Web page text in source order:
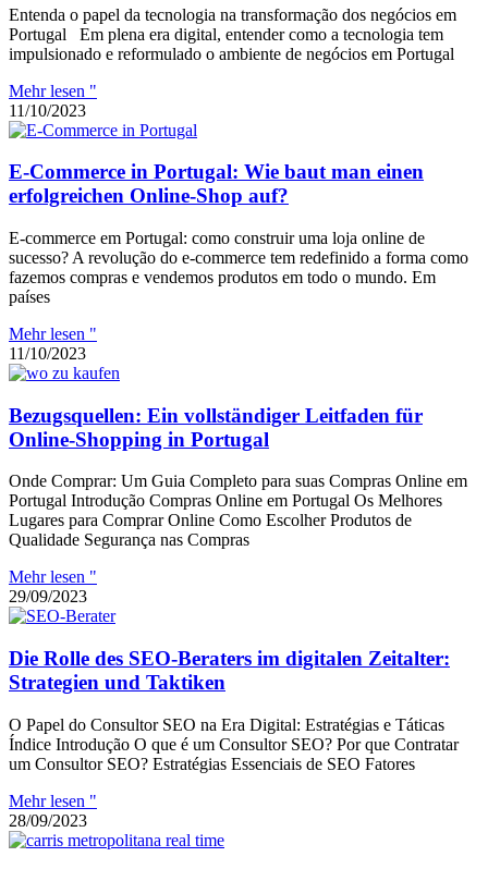
Entenda o papel da tecnologia na transformação dos negócios em
Portugal Em plena era digital, entender como a tecnologia tem
impulsionado e reformulado o ambiente de negócios em Portugal
Mehr lesen "
11/10/2023
E-Commerce in Portugal: Wie baut man einen
erfolgreichen Online-Shop auf?
E-commerce em Portugal: como construir uma loja online de
sucesso? A revolução do e-commerce tem redefinido a forma como
fazemos compras e vendemos produtos em todo o mundo. Em
países
Mehr lesen "
11/10/2023
Bezugsquellen: Ein vollständiger Leitfaden für
Online-Shopping in Portugal
Onde Comprar: Um Guia Completo para suas Compras Online em
Portugal Introdução Compras Online em Portugal Os Melhores
Lugares para Comprar Online Como Escolher Produtos de
Qualidade Segurança nas Compras
Mehr lesen "
29/09/2023
Die Rolle des SEO-Beraters im digitalen Zeitalter:
Strategien und Taktiken
O Papel do Consultor SEO na Era Digital: Estratégias e Táticas
Índice Introdução O que é um Consultor SEO? Por que Contratar
um Consultor SEO? Estratégias Essenciais de SEO Fatores
Mehr lesen "
28/09/2023